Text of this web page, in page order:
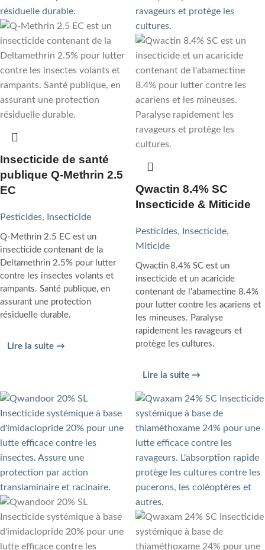
Insecticide de santé
publique Q-Methrin 2.5
EC
Pesticides, Insecticide
Q-Methrin 2.5 EC est un
insecticide contenant de la
Deltamethrin 2.5% pour lutter
contre les insectes volants et
rampants. Santé publique, en
assurant une protection
résiduelle durable.
Lire la suite →
Qwactin 8.4% SC
Insecticide & Miticide
Pesticides, Insecticide,
Miticide
Qwactin 8.4% SC est un
insecticide et un acaricide
contenant de l'abamectine 8.4%
pour lutter contre les acariens et
les mineuses. Paralyse
rapidement les ravageurs et
protège les cultures.
Lire la suite →